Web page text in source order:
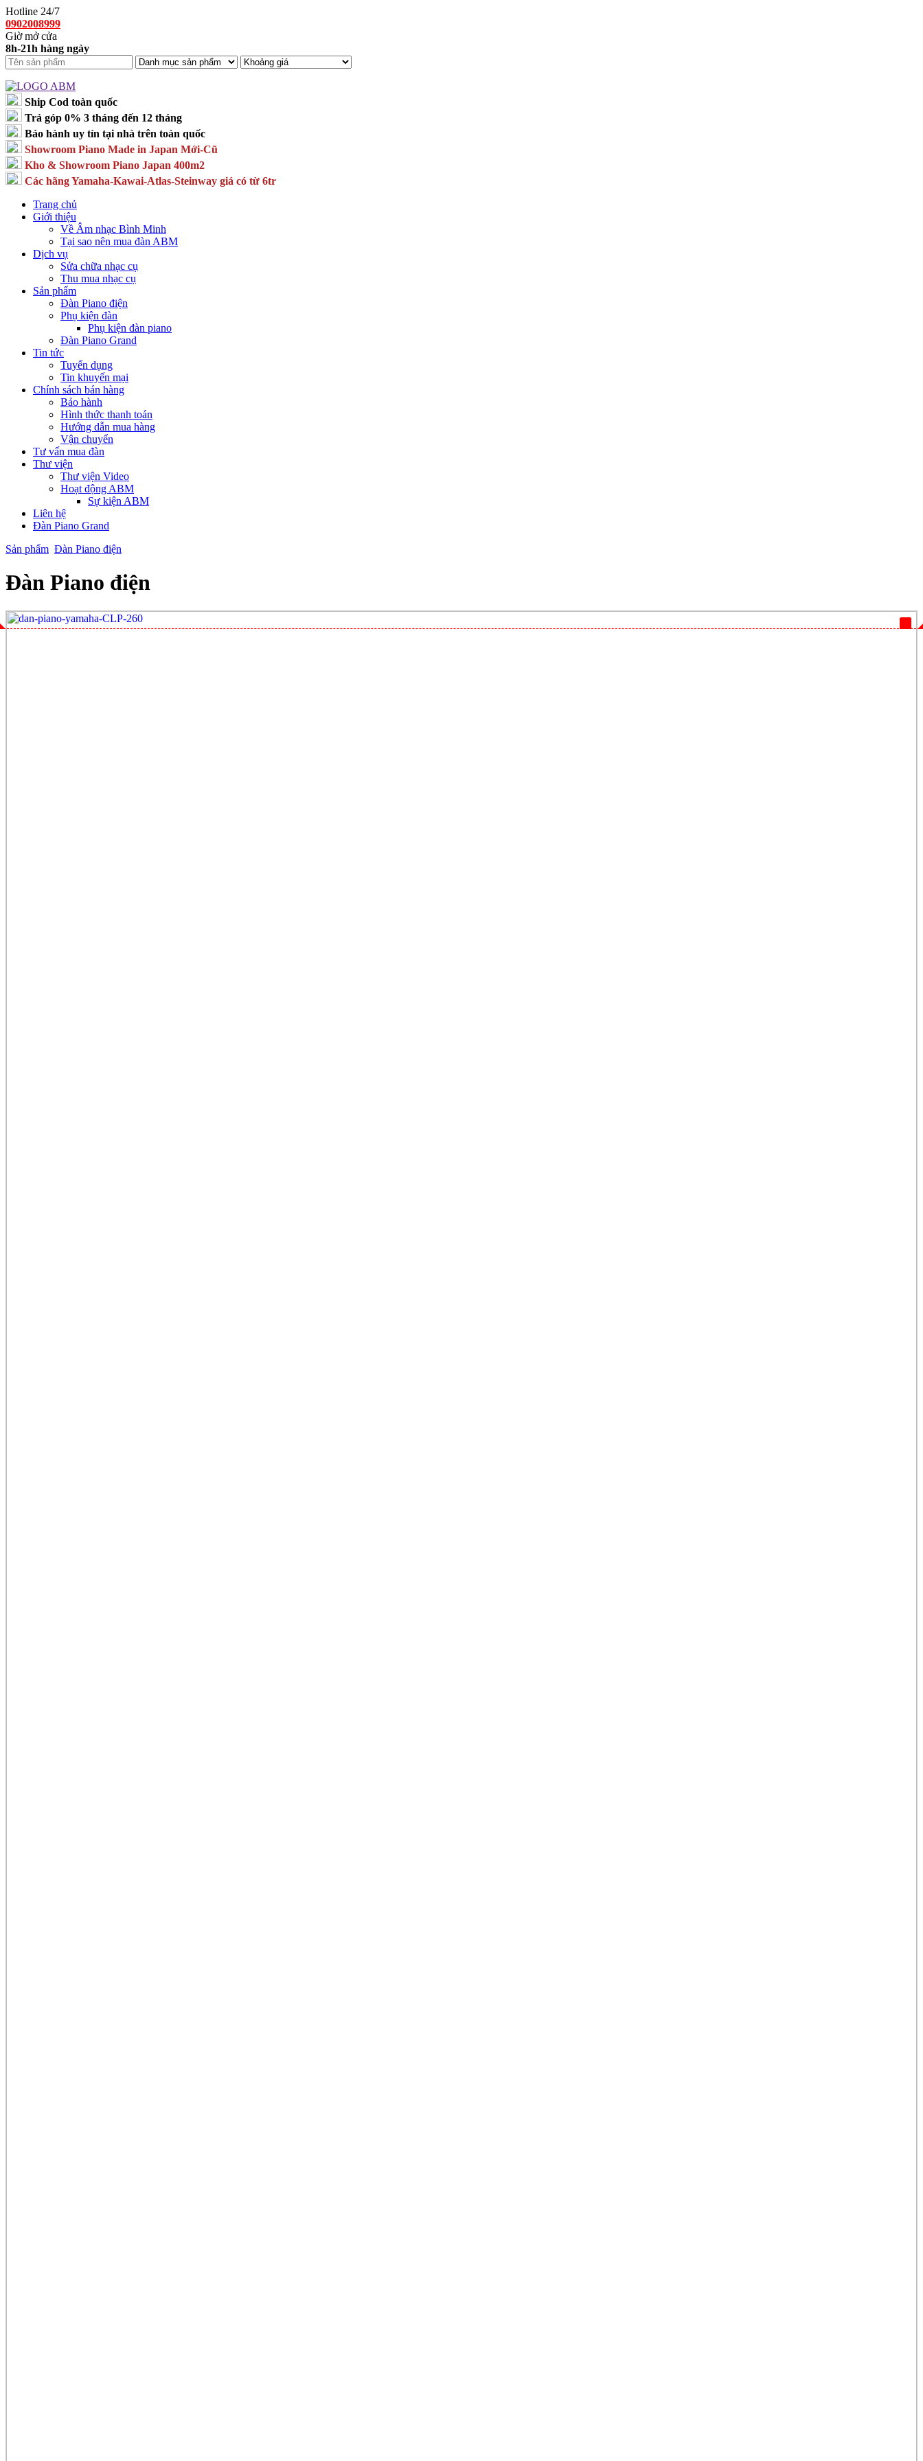
Hotline 24/7
0902008999
Giờ mở cửa
8h-21h hàng ngày
Ship Cod toàn quốc
Trả góp 0% 3 tháng đến 12 tháng
Bảo hành uy tín tại nhà trên toàn quốc
Showroom Piano Made in Japan Mới-Cũ
Kho & Showroom Piano Japan 400m2
Các hãng Yamaha-Kawai-Atlas-Steinway giá có từ 6tr
Trang chủ
Giới thiệu
Về Âm nhạc Bình Minh
Tại sao nên mua đàn ABM
Dịch vụ
Sửa chữa nhạc cụ
Thu mua nhạc cụ
Sản phẩm
Đàn Piano điện
Phụ kiện đàn
Phụ kiện đàn piano
Đàn Piano Grand
Tin tức
Tuyển dụng
Tin khuyến mại
Chính sách bán hàng
Bảo hành
Hình thức thanh toán
Hướng dẫn mua hàng
Vận chuyển
Tư vấn mua đàn
Thư viện
Thư viện Video
Hoạt động ABM
Sự kiện ABM
Liên hệ
Đàn Piano Grand
Sản phẩm Đàn Piano điện
Đàn Piano điện